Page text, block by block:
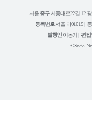
스
타
램
서울 중구 세종대로22길 12
등록번호 서울 아01019 |
발행인 이동기 | 편집
© Social